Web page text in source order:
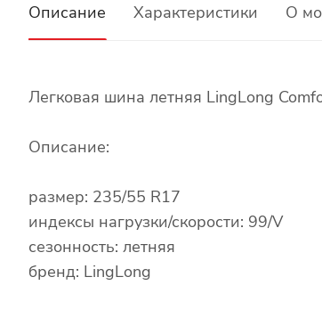
Описание Характеристики О
Легковая шина летняя LingLong
Описание:
размер: 235/55 R17
индексы нагрузки/скорости: 99/V
сезонность: летняя
бренд: LingLong